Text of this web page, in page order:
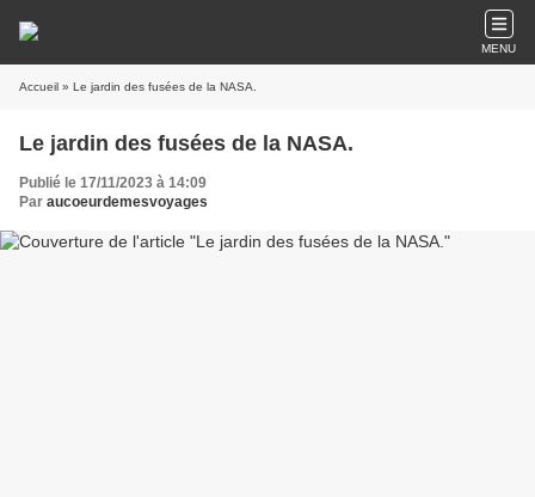
MENU
Accueil » Le jardin des fusées de la NASA.
Le jardin des fusées de la NASA.
Publié le 17/11/2023 à 14:09
Par aucoeurdemesvoyages